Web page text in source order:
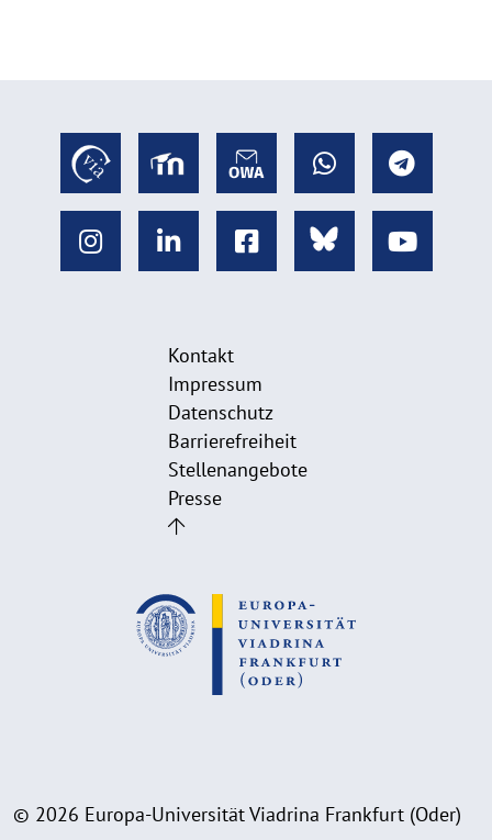
Kontakt
Impressum
Datenschutz
Barrierefreiheit
Stellenangebote
Presse
© 2026 Europa-Universität Viadrina Frankfurt (Oder)